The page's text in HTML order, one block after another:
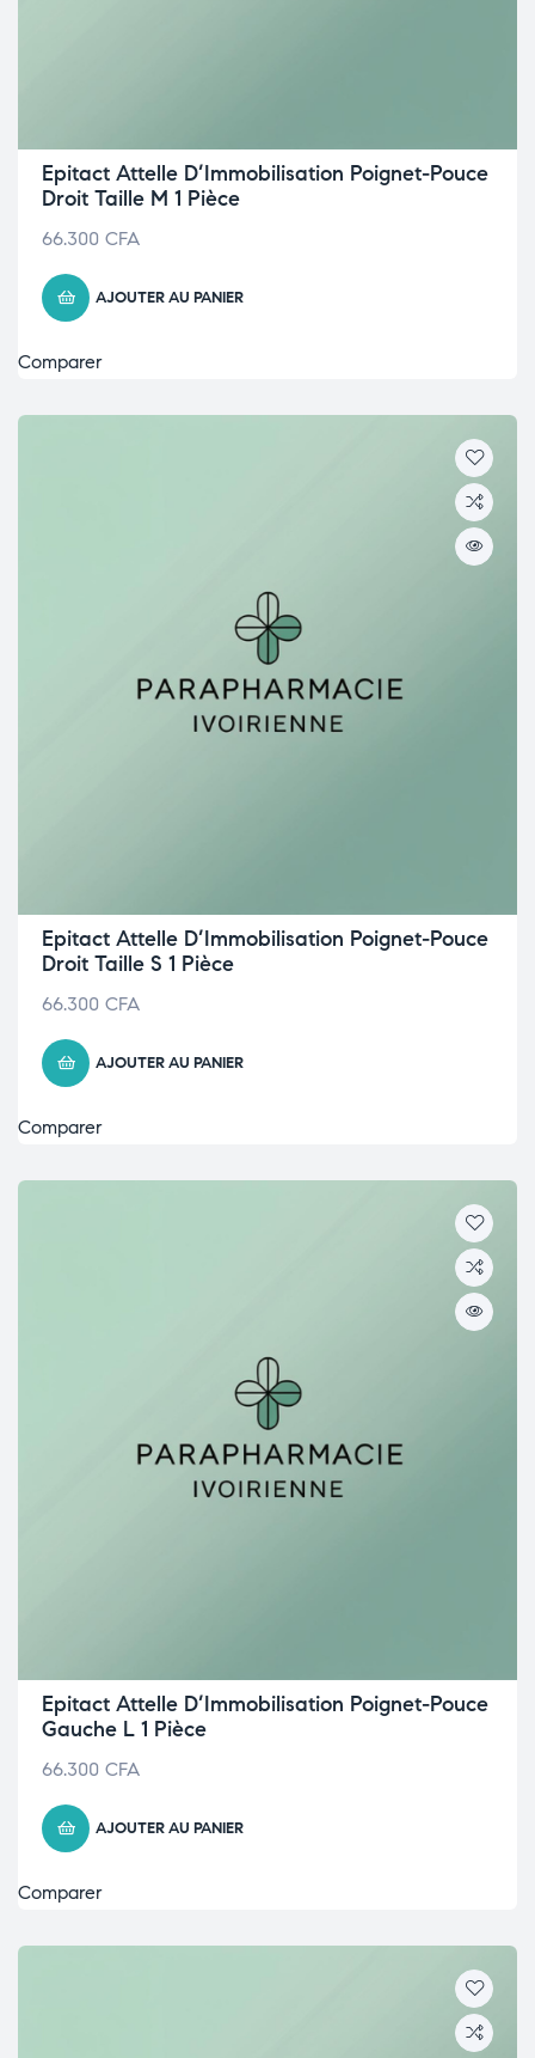
Epitact Attelle D’Immobilisation Poignet-Pouce
Droit Taille M 1 Pièce
66.300 CFA
AJOUTER AU PANIER
Comparer
Epitact Attelle D’Immobilisation Poignet-Pouce
Droit Taille S 1 Pièce
66.300 CFA
AJOUTER AU PANIER
Comparer
Epitact Attelle D’Immobilisation Poignet-Pouce
Gauche L 1 Pièce
66.300 CFA
AJOUTER AU PANIER
Comparer